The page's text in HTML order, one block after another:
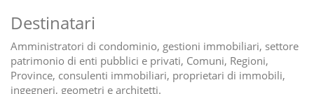
Destinatari
Amministratori di condominio, gestioni immobiliari, settore
patrimonio di enti pubblici e privati, Comuni, Regioni,
Province, consulenti immobiliari, proprietari di immobili,
ingegneri, geometri e architetti.